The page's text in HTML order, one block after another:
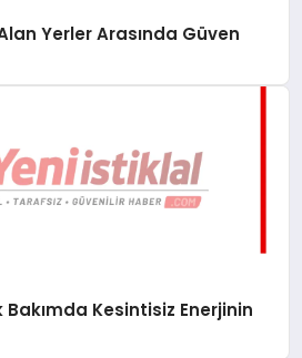
Yerler Arasında Güven
Kesintisiz Enerjinin